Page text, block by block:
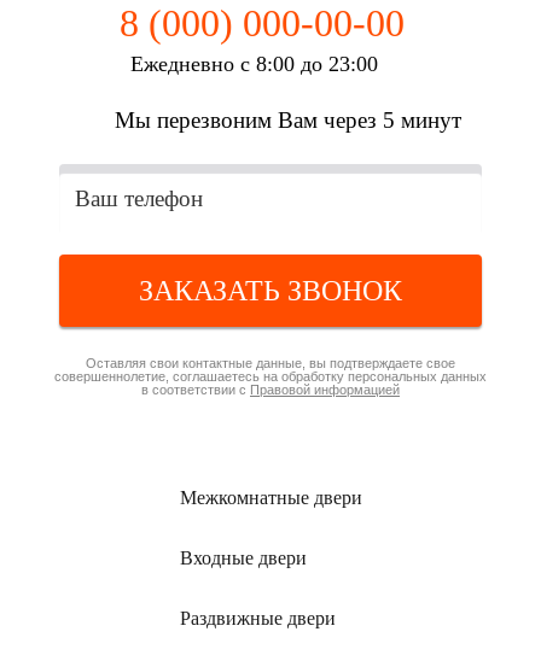
8 (000) 000-00-00
Ежедневно с 8:00 до 23:00
Мы перезвоним Вам через 5 минут
ЗАКАЗАТЬ ЗВОНОК
Оставляя свои контактные данные, вы подтверждаете свое
совершеннолетие, соглашаетесь на обработку персональных данных
в соответствии с Правовой информацией
Межкомнатные двери
Входные двери
Раздвижные двери